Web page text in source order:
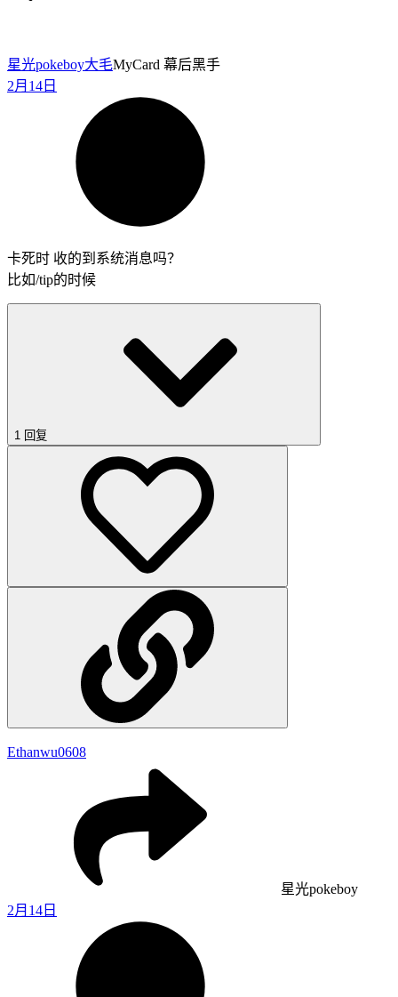
星光pokeboy大毛MyCard 幕后黑手
2月14日
卡死时 收的到系统消息吗？
比如/tip的时候
1 回复
Ethanwu0608
星光pokeboy
2月14日